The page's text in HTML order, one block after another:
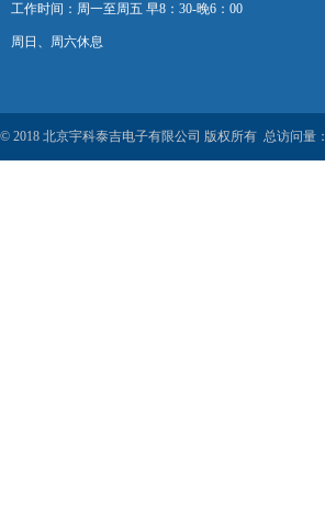
工作时间：周一至周五 早8：30-晚6：00
周日、周六休息
© 2018 北京宇科泰吉电子有限公司 版权所有 总访问量：